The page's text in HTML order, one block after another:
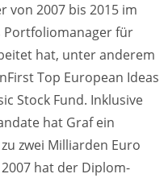
von 2007 bis 2015 im
Portfoliomanager für
hat, unter anderem
Top European Ideas
Stock Fund. Inklusive
hat Graf ein
zwei Milliarden Euro
hat der Diplom-